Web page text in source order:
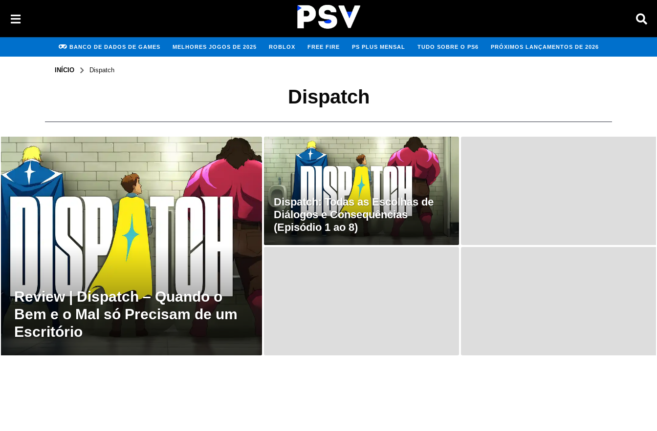
BANCO DE DADOS DE GAMES MELHORES JOGOS DE 2025 ROBLOX FREE FIRE PS PLUS MENSAL TUDO SOBRE O PS6 PRÓXIMOS LANÇAMENTOS DE 2026
INÍCIO Dispatch
Dispatch
Review | Dispatch – Quando o
Bem e o Mal só Precisam de um
Escritório
Dispatch: Todas as Escolhas de
Diálogos e Consequências
(Episódio 1 ao 8)